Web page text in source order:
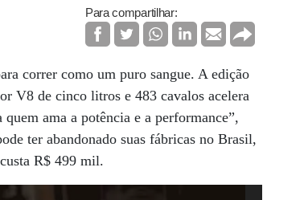
Para compartilhar:
correr como um puro sangue. A edição
V8 de cinco litros e 483 cavalos acelera
ama a potência e a performance”,
ter abandonado suas fábricas no Brasil,
R$ 499 mil.